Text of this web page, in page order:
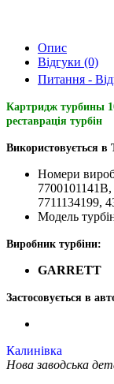
Опис
Відгуки (0)
Питання -
Картридж турбины
реставрація турбін
Використовується
Номери
7711134199,
Модель
Виробник турбіни:
GARRETT
Застосовується в
Калинівка
Нова заводська